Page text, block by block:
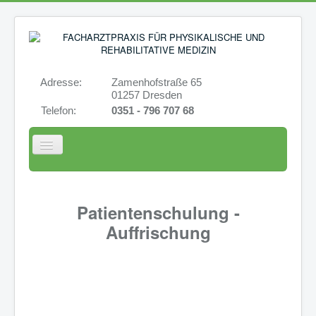
Adresse:
Zamenhofstraße 65
01257 Dresden
Telefon:
0351 - 796 707 68
Navigation
an/aus
PRAXISSCHWERPUNKTE
LEISTUNGEN
Patientenschulung -
Auffrischung